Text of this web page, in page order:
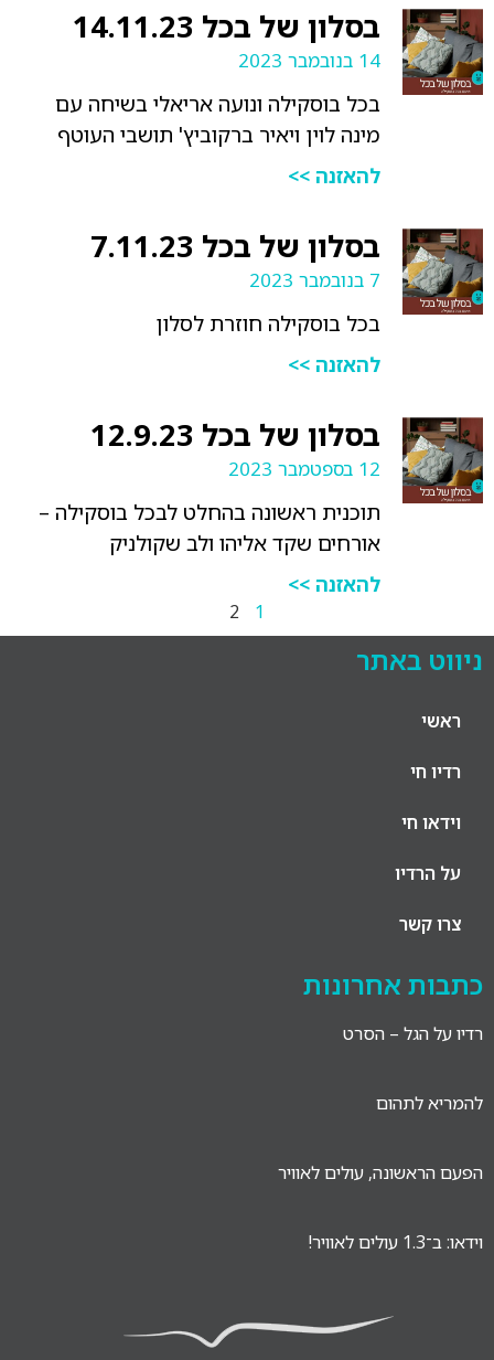
בסלון של בכל 14.11.23
14 בנובמבר 2023
בכל בוסקילה ונועה אריאלי בשיחה עם
מינה לוין ויאיר ברקוביץ' תושבי העוטף
להאזנה >>
בסלון של בכל 7.11.23
7 בנובמבר 2023
בכל בוסקילה חוזרת לסלון
להאזנה >>
בסלון של בכל 12.9.23
12 בספטמבר 2023
תוכנית ראשונה בהחלט לבכל בוסקילה –
אורחים שקד אליהו ולב שקולניק
להאזנה >>
1
2
ניווט באתר
ראשי
רדיו חי
וידאו חי
על הרדיו
צרו קשר
כתבות אחרונות
רדיו על הגל – הסרט
להמריא לתהום
הפעם הראשונה, עולים לאוויר
וידאו: ב־1.3 עולים לאוויר!